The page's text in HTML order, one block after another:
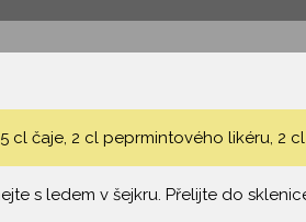
čaje, 2 cl peprmintového likéru, 2
s ledem v šejkru. Přelijte do